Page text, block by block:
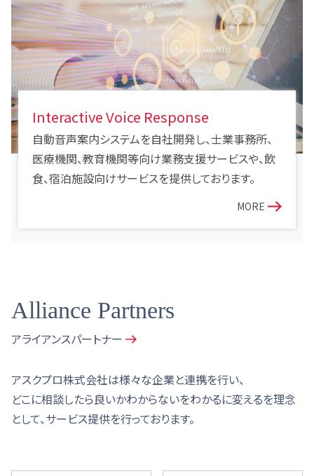
Interactive Voice Response
自動音声案内システムを自社開発し、士業事務所、
医療機関、教育機関等向け業務支援サービスや、飲
食、宿泊施設向けサービスを提供しております。
MORE
Alliance Partners
アライアンスパートナー
アスクプロ株式会社は様々な企業と連携を行い、
どこに相談したら良いかわからないをわかるに変えるを理念
として、サービス提供を行っております。